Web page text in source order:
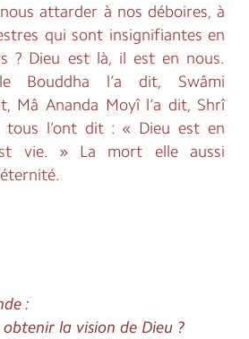
attarder à nos déboires, à
qui sont insignifiantes en
? Dieu est là, il est en nous.
Bouddha l’a dit, Swâmi
Mâ Ananda Moyî l’a dit, Shrî
tous l’ont dit : « Dieu est en
vie. » La mort elle aussi
:
la vision de Dieu ?